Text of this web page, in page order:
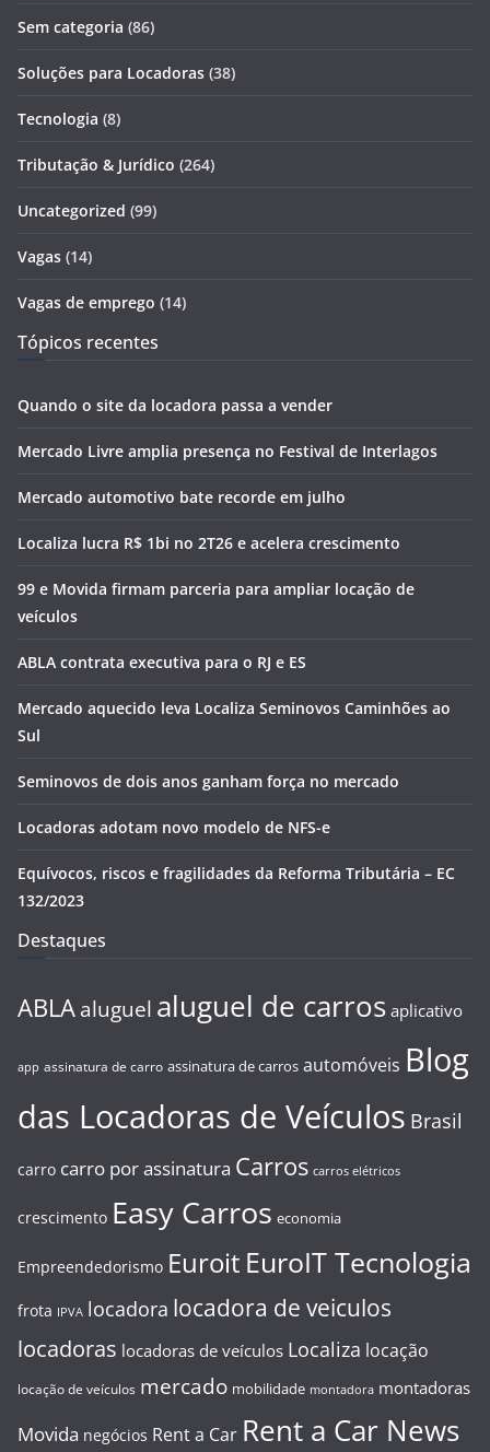
Sem categoria (86)
Soluções para Locadoras (38)
Tecnologia (8)
Tributação & Jurídico (264)
Uncategorized (99)
Vagas (14)
Vagas de emprego (14)
Tópicos recentes
Quando o site da locadora passa a vender
Mercado Livre amplia presença no Festival de Interlagos
Mercado automotivo bate recorde em julho
Localiza lucra R$ 1bi no 2T26 e acelera crescimento
99 e Movida firmam parceria para ampliar locação de
veículos
ABLA contrata executiva para o RJ e ES
Mercado aquecido leva Localiza Seminovos Caminhões ao
Sul
Seminovos de dois anos ganham força no mercado
Locadoras adotam novo modelo de NFS-e
Equívocos, riscos e fragilidades da Reforma Tributária – EC
132/2023
Destaques
ABLA aluguel aluguel de carros aplicativo
app assinatura de carro assinatura de carros automóveis Blog
das Locadoras de Veículos Brasil
carro carro por assinatura Carros carros elétricos
crescimento Easy Carros economia
Empreendedorismo Euroit EuroIT Tecnologia
frota IPVA locadora locadora de veiculos
locadoras locadoras de veículos Localiza locação
locação de veículos mercado mobilidade montadora montadoras
Movida negócios Rent a Car Rent a Car News